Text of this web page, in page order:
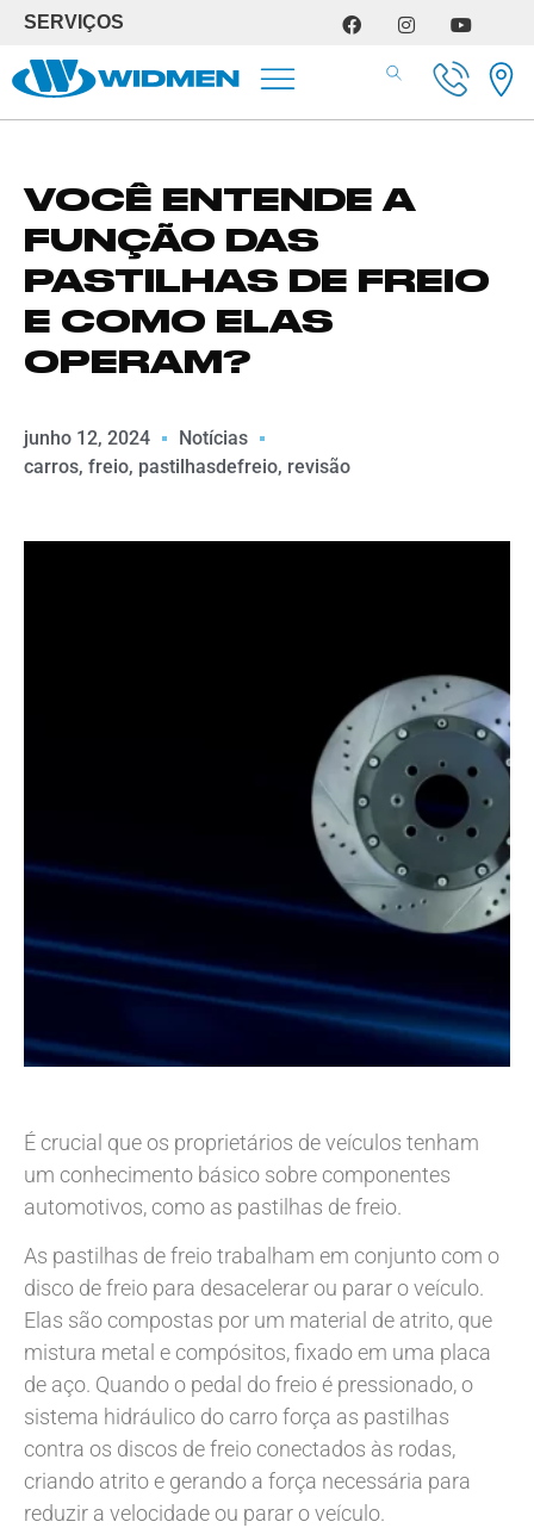
SERVIÇOS
VOCÊ ENTENDE A
FUNÇÃO DAS
PASTILHAS DE FREIO
E COMO ELAS
OPERAM?
junho 12, 2024
Notícias
carros, freio, pastilhasdefreio, revisão
É crucial que os proprietários de veículos tenham
um conhecimento básico sobre componentes
automotivos, como as pastilhas de freio.
As pastilhas de freio trabalham em conjunto com o
disco de freio para desacelerar ou parar o veículo.
Elas são compostas por um material de atrito, que
mistura metal e compósitos, fixado em uma placa
de aço. Quando o pedal do freio é pressionado, o
sistema hidráulico do carro força as pastilhas
contra os discos de freio conectados às rodas,
criando atrito e gerando a força necessária para
reduzir a velocidade ou parar o veículo.